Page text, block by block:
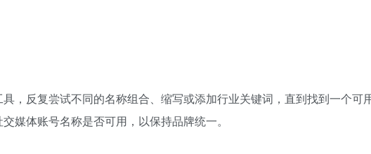
，反复尝试不同的名称组合、缩写或添加行业关键词，直到找到一个可
媒体账号名称是否可用，以保持品牌统一。